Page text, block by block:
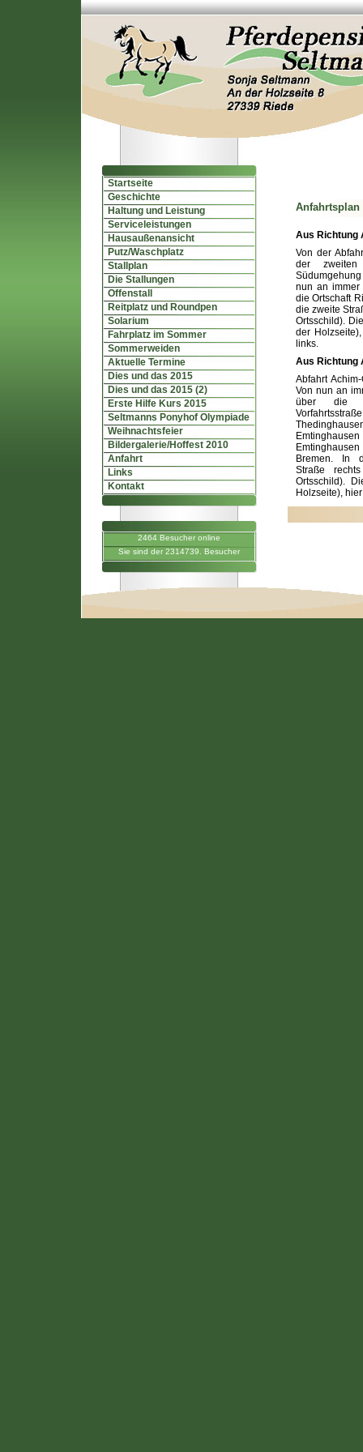
Startseite
Geschichte
Haltung und Leistung
Serviceleistungen
Hausaußenansicht
Putz/Waschplatz
Stallplan
Die Stallungen
Offenstall
Reitplatz und Roundpen
Solarium
Fahrplatz im Sommer
Sommerweiden
Aktuelle Termine
Dies und das 2015
Dies und das 2015 (2)
Erste Hilfe Kurs 2015
Seltmanns Ponyhof Olympiade
Weihnachtsfeier
Bildergalerie/Hoffest 2010
Anfahrt
Links
Kontakt
2464 Besucher online
Sie sind der 2314739. Besucher
Anfahrtsplan
Aus Richtung
Von der
der
nun an immer
die Ortschaft
die zweite
Ortsschild).
der
links.
Aus Richtung
Abfahrt
Von nun an
über die
Bremen. In
Straße
Ortsschild).
Holzseite),